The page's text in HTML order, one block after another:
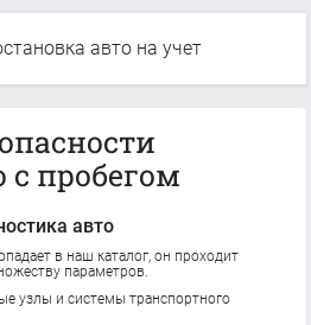
авто на учет
с пробегом
авто
в наш каталог, он проходит
параметров.
узлы и системы транспортного